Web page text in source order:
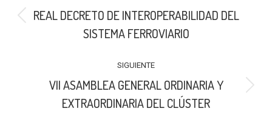
PUBLICACIONES
Publicación
anterior:
REAL DECRETO DE INTEROPERABILIDAD DEL
SISTEMA FERROVIARIO
SIGUIENTE
Publicación
siguiente:
VII ASAMBLEA GENERAL ORDINARIA Y
EXTRAORDINARIA DEL CLÚSTER